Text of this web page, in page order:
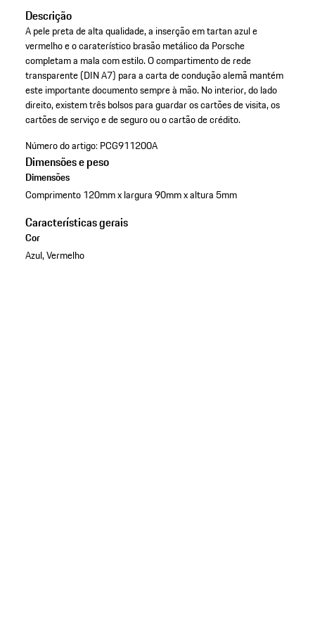
Descrição
A pele preta de alta qualidade, a inserção em tartan azul e
vermelho e o caraterístico brasão metálico da Porsche
completam a mala com estilo. O compartimento de rede
transparente (DIN A7) para a carta de condução alemã mantém
este importante documento sempre à mão. No interior, do lado
direito, existem três bolsos para guardar os cartões de visita, os
cartões de serviço e de seguro ou o cartão de crédito.
Número do artigo: PCG911200A
Dimensões e peso
Dimensões
Comprimento 120mm x largura 90mm x altura 5mm
Características gerais
Cor
Azul, Vermelho